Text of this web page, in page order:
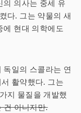
의 의사는 중세 유
다. 그는 약물의 새
에 현대 의학에도
독일의 스콜라는 연
활약했다. 그는
지 물질을 개발했
건 아니지만.